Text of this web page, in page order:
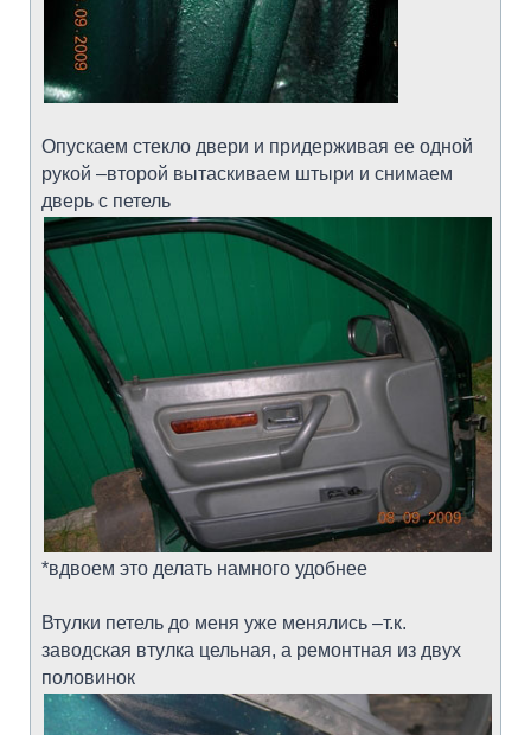
Опускаем стекло двери и придерживая ее одной
рукой –второй вытаскиваем штыри и снимаем
дверь с петель
*вдвоем это делать намного удобнее
Втулки петель до меня уже менялись –т.к.
заводская втулка цельная, а ремонтная из двух
половинок